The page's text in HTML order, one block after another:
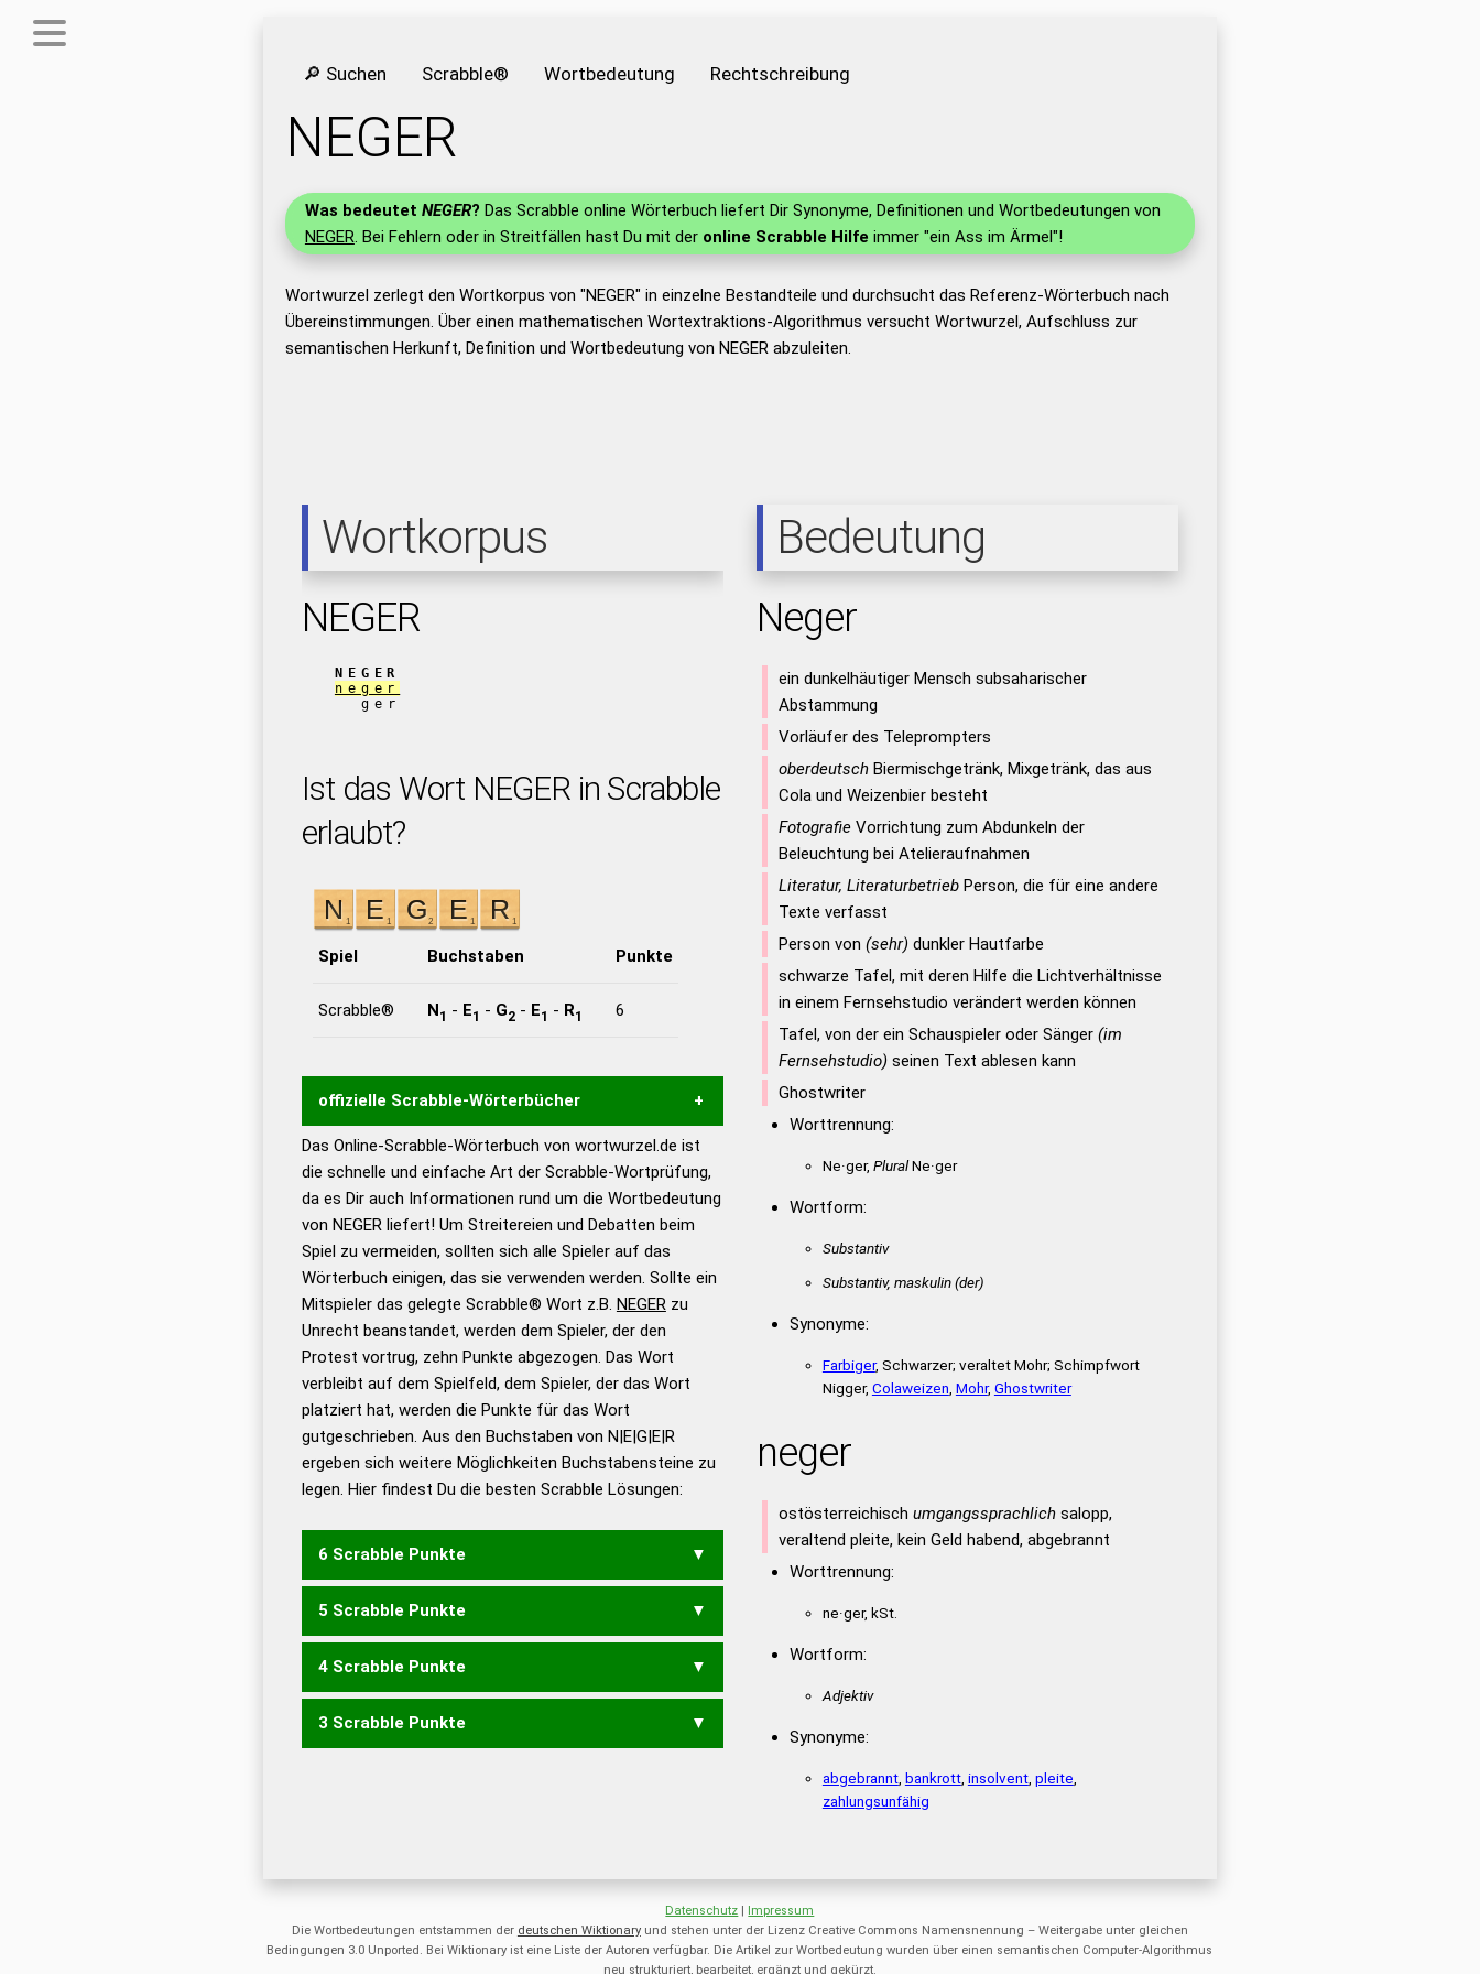
🔎 Suchen Scrabble® Wortbedeutung Rechtschreibung
NEGER
Was bedeutet NEGER? Das Scrabble online Wörterbuch liefert Dir Synonyme, Definitionen und Wortbedeutungen von
NEGER. Bei Fehlern oder in Streitfällen hast Du mit der online Scrabble Hilfe immer "ein Ass im Ärmel"!
Wortwurzel zerlegt den Wortkorpus von "NEGER" in einzelne Bestandteile und durchsucht das Referenz-Wörterbuch nach
Übereinstimmungen. Über einen mathematischen Wortextraktions-Algorithmus versucht Wortwurzel, Aufschluss zur
semantischen Herkunft, Definition und Wortbedeutung von NEGER abzuleiten.
Wortkorpus
NEGER
NEGER
neger
ger
Ist das Wort NEGER in Scrabble
erlaubt?
Spiel Buchstaben Punkte
Scrabble® N1 - E1 - G2- E1 - R1 6
offizielle Scrabble-Wörterbücher
Wortwurzel liefert mit Hilfe eines semantischen
Wortanalyse-Algorithmus gute Anhaltspunkte zu
Wortbedeutung, Worttrennung und Wortform, um die
Gültigkeit eines Wortes für das Scrabble-Spiel zu
bestimmen! zugelassene Turnier Scrabble-
Wörterbücher sind:
Duden – Standardwerk in 12
Bänden
Duden – Richtiges und gutes
Deutsch
Duden – Die deutsche Grammatik
Duden – Deutsches
Universalwörterbuch
Das Online-Scrabble-Wörterbuch von wortwurzel.de ist
die schnelle und einfache Art der Scrabble-Wortprüfung,
da es Dir auch Informationen rund um die Wortbedeutung
von NEGER liefert! Um Streitereien und Debatten beim
Spiel zu vermeiden, sollten sich alle Spieler auf das
Wörterbuch einigen, das sie verwenden werden. Sollte ein
Mitspieler das gelegte Scrabble® Wort z.B. NEGERzu
Unrecht beanstandet, werden dem Spieler, der den
Protest vortrug, zehn Punkte abgezogen. Das Wort
verbleibt auf dem Spielfeld, dem Spieler, der das Wort
platziert hat, werden die Punkte für das Wort
gutgeschrieben. Aus den Buchstaben von N|E|G|E|R
ergeben sich weitere Möglichkeiten Buchstabensteine zu
legen. Hier findest Du die besten Scrabble Lösungen:
6 Scrabble Punkte
ENGER GENRE GEREN
5 Scrabble Punkte
ENGE GENE GERE GERN
4 Scrabble Punkte
ENG ERG GEN REG EREN
3 Scrabble Punkte
Bedeutung
Neger
ein dunkelhäutiger Mensch subsaharischer
Abstammung
Vorläufer des Teleprompters
oberdeutschBiermischgetränk, Mixgetränk, das aus
Cola und Weizenbier besteht
FotografieVorrichtung zum Abdunkeln der
Beleuchtung bei Atelieraufnahmen
Literatur, LiteraturbetriebPerson, die für eine andere
Texte verfasst
Person von (sehr) dunkler Hautfarbe
schwarze Tafel, mit deren Hilfe die Lichtverhältnisse
in einem Fernsehstudio verändert werden können
Tafel, von der ein Schauspieler oder Sänger (im
Fernsehstudio) seinen Text ablesen kann
Ghostwriter
Worttrennung:
Ne·ger, PluralNe·ger
Wortform:
Substantiv
Substantiv, maskulin(der)
Synonyme:
Farbiger, Schwarzer; veraltet Mohr; Schimpfwort
Nigger, Colaweizen Mohr, Ghostwriter
neger
ostösterreichisch umgangssprachlichsalopp,
veraltend pleite, kein Geld habend, abgebrannt
Worttrennung:
ne·ger, kSt.
Wortform:
Adjektiv
Synonyme:
abgebrannt, bankrott, insolvent, pleite
zahlungsunfähig
Datenschutz | Impressum
Die Wortbedeutungen entstammen der deutschen Wiktionaryund stehen unter der Lizenz Creative Commons Namensnennung – Weitergabe unter gleichen
Bedingungen 3.0 Unported. Bei Wiktionary ist eine Liste der Autoren verfügbar. Die Artikel zur Wortbedeutung wurden über einen semantischen Computer-Algorithmus
neu strukturiert, bearbeitet, ergänzt und gekürzt.